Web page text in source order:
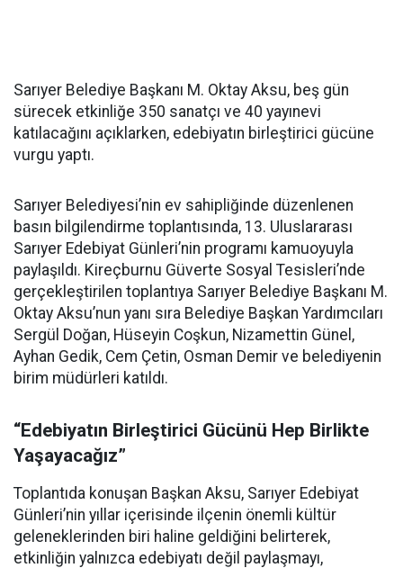
Sarıyer Belediye Başkanı M. Oktay Aksu, beş gün
sürecek etkinliğe 350 sanatçı ve 40 yayınevi
katılacağını açıklarken, edebiyatın birleştirici gücüne
vurgu yaptı.
Sarıyer Belediyesi’nin ev sahipliğinde düzenlenen
basın bilgilendirme toplantısında, 13. Uluslararası
Sarıyer Edebiyat Günleri’nin programı kamuoyuyla
paylaşıldı. Kireçburnu Güverte Sosyal Tesisleri’nde
gerçekleştirilen toplantıya Sarıyer Belediye Başkanı M.
Oktay Aksu’nun yanı sıra Belediye Başkan Yardımcıları
Sergül Doğan, Hüseyin Coşkun, Nizamettin Günel,
Ayhan Gedik, Cem Çetin, Osman Demir ve belediyenin
birim müdürleri katıldı.
“Edebiyatın Birleştirici Gücünü Hep Birlikte
Yaşayacağız”
Toplantıda konuşan Başkan Aksu, Sarıyer Edebiyat
Günleri’nin yıllar içerisinde ilçenin önemli kültür
geleneklerinden biri haline geldiğini belirterek,
etkinliğin yalnızca edebiyatı değil paylaşmayı,